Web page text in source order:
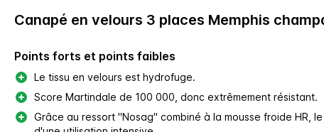
Canapé en velours 3 places Memphis
Points forts et points faibles
Le tissu en velours est hydrofuge.
Score Martindale de 100 000, donc extrêmement résistant.
Grâce au ressort "Nosag" combiné à la mousse froide HR,